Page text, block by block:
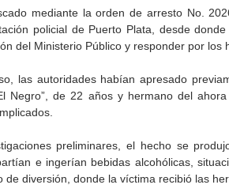
mediante la orden de arresto No.
policial de Puerto Plata, desde
del Ministerio Público y responder por los
las autoridades habían apresado
Negro”, de 22 años y hermano del
preliminares, el hecho se
e ingerían bebidas alcohólicas,
diversión, donde la víctima recibió las